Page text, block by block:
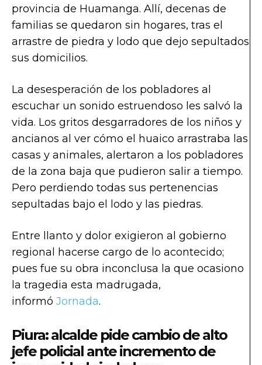
provincia de Huamanga. Allí, decenas de
familias se quedaron sin hogares, tras el
arrastre de piedra y lodo que dejo sepultados
sus domicilios.
La desesperación de los pobladores al
escuchar un sonido estruendoso les salvó la
vida. Los gritos desgarradores de los niños y
ancianos al ver cómo el huaico arrastraba las
casas y animales, alertaron a los pobladores
de la zona baja que pudieron salir a tiempo.
Pero perdiendo todas sus pertenencias
sepultadas bajo el lodo y las piedras.
Entre llanto y dolor exigieron al gobierno
regional hacerse cargo de lo acontecido;
pues fue su obra inconclusa la que ocasiono
la tragedia esta madrugada,
informó Jornada.
Piura: alcalde pide cambio de alto
jefe policial ante incremento de